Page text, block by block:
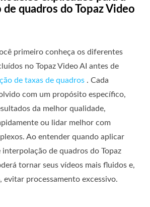
quadros do Topaz Video
primeiro conheça os diferentes
no Topaz Video AI antes de
de taxas de quadros . Cada
com um propósito específico,
da melhor qualidade,
ou lidar melhor com
Ao entender quando aplicar
interpolação de quadros do Topaz
tornar seus vídeos mais fluidos e,
evitar processamento excessivo.